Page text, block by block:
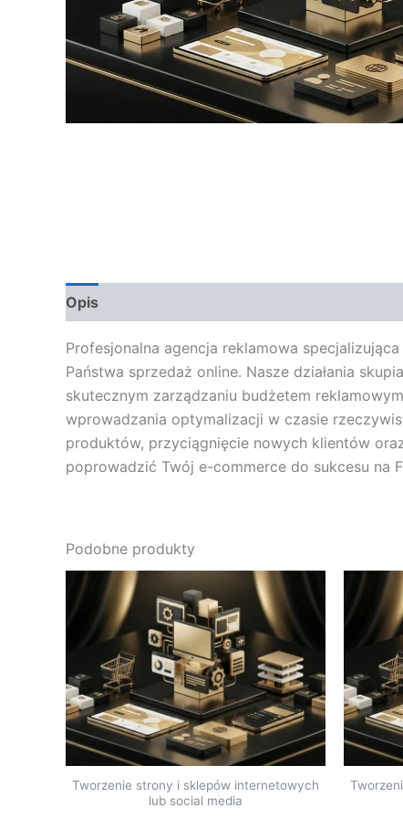
Opis
Profesjonalna agencja reklamowa
Państwa sprzedaż online. Nasze działania
skutecznym zarządzaniu budżetem
wprowadzania optymalizacji w czasie
produktów, przyciągnięcie nowych klientów
poprowadzić Twój e-commerce do sukcesu na
Podobne produkty
Tworzenie strony i sklepów internetowych
lub social media